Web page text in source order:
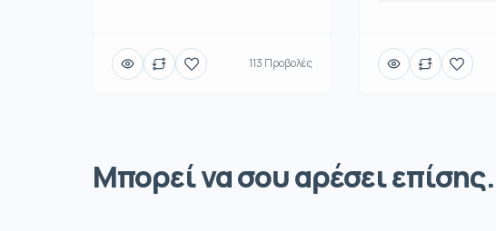
113 Προβολές
Μπορεί να σου αρέσει